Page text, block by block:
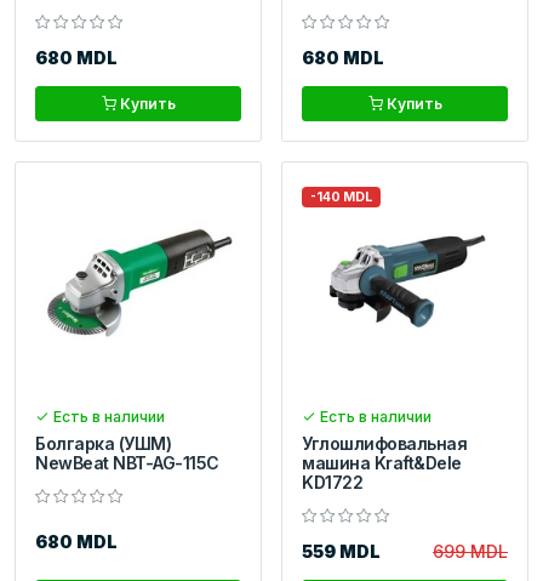
680 MDL
Купить
680 MDL
Купить
Есть в наличии
Болгарка (УШМ)
NewBeat NBT-AG-115С
680 MDL
-140 MDL
Есть в наличии
Углошлифовальная
машина Kraft&Dele
KD1722
559 MDL 699 MDL